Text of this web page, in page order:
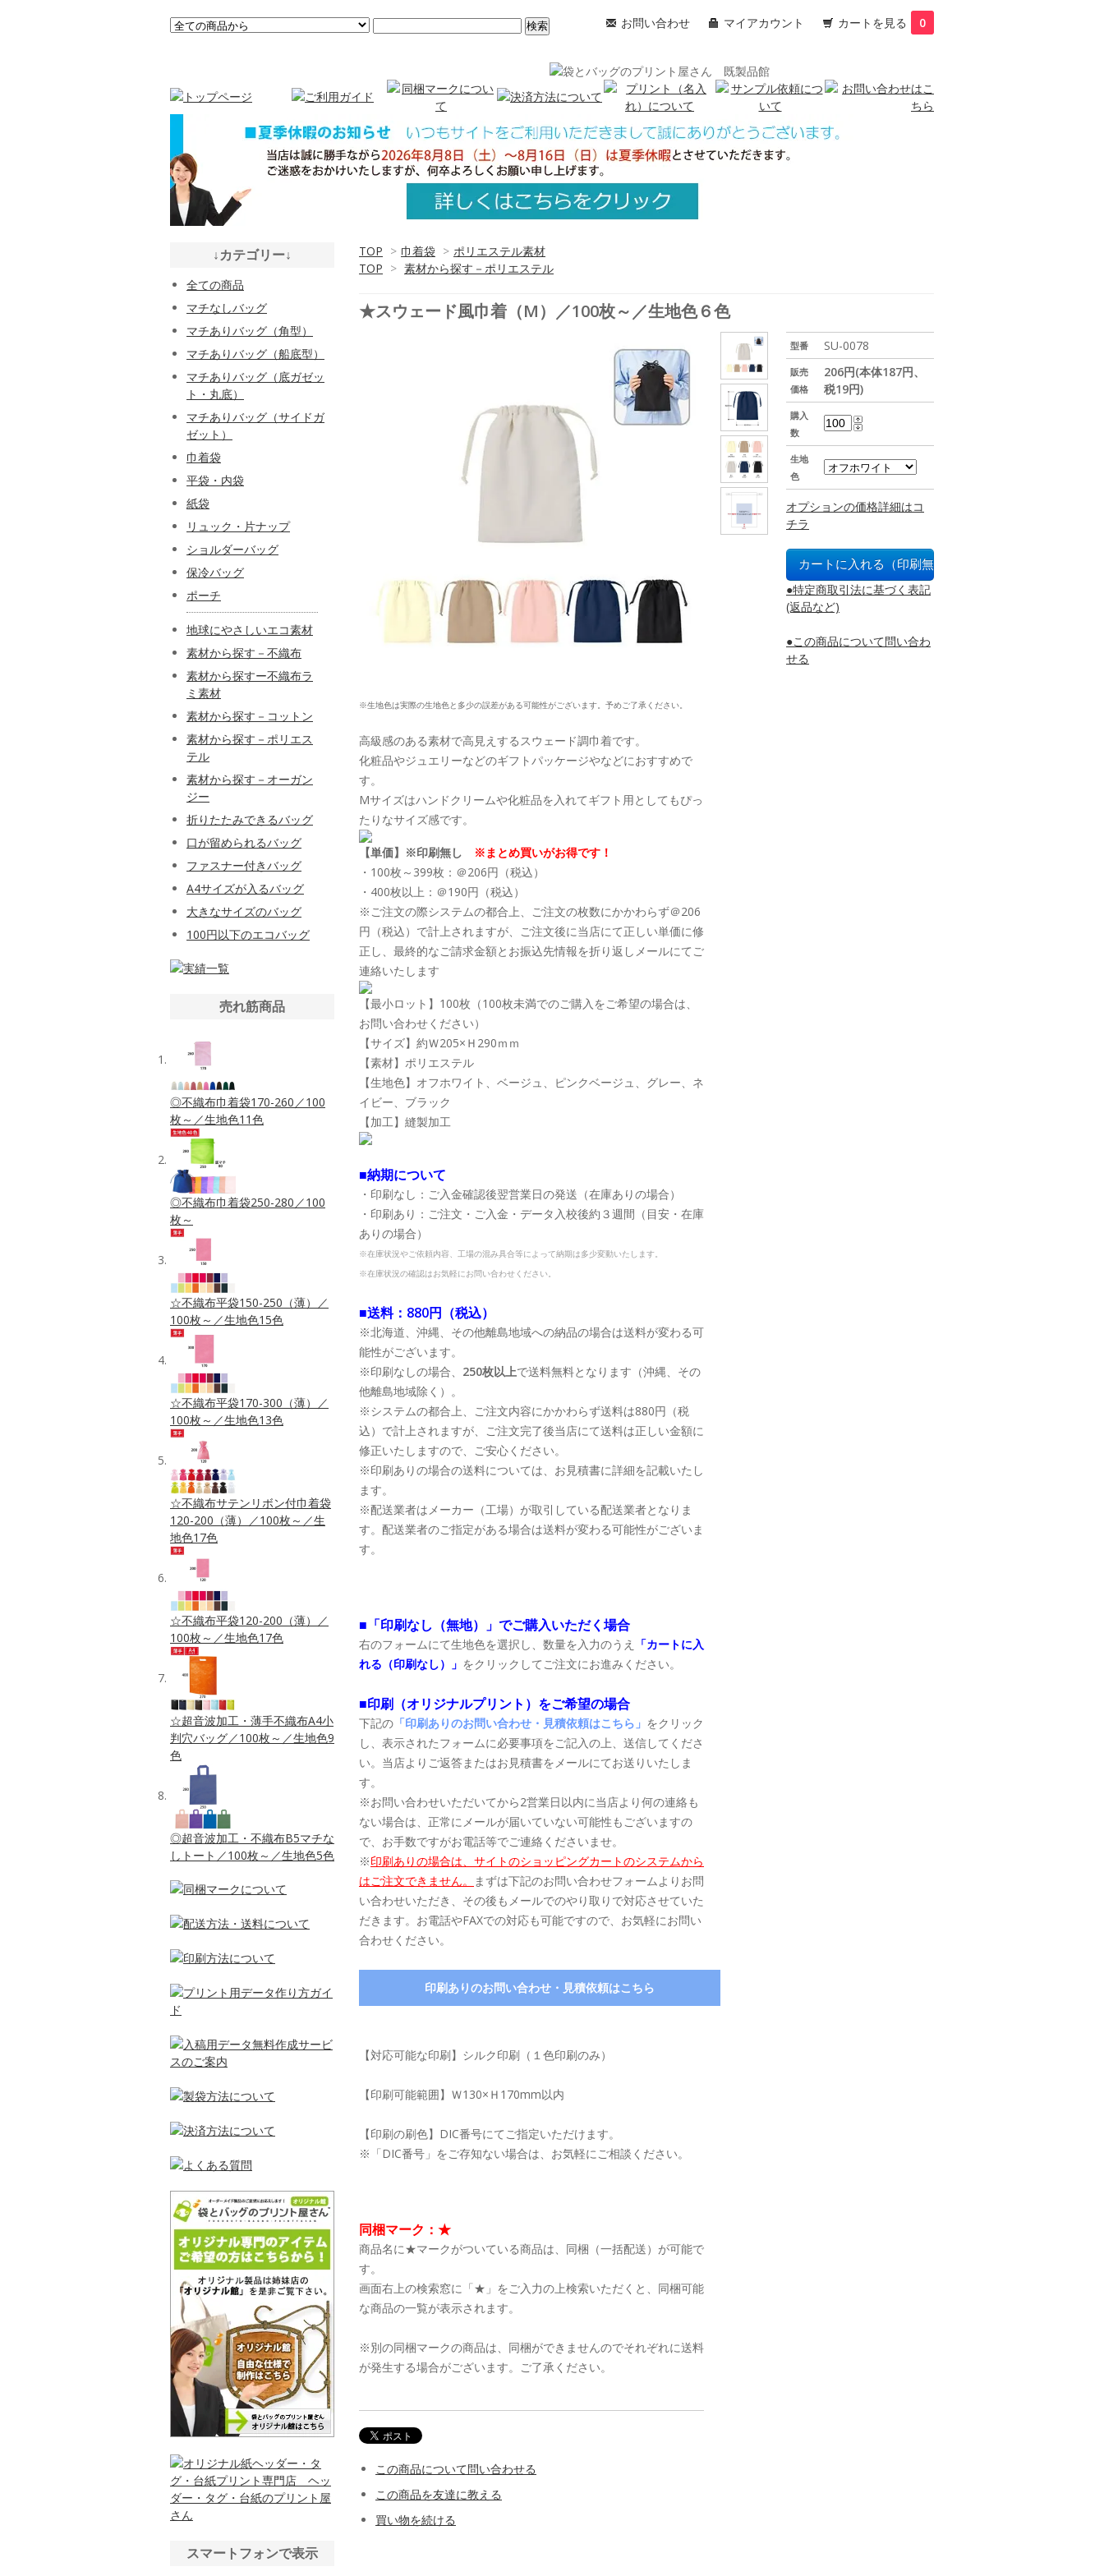
お問い合わせ マイアカウント カートを見る 0
TOP > 巾着袋 > ポリエステル素材
TOP > 素材から探す－ポリエステル
★スウェード風巾着（M）／100枚～／生地色６色
型番 SU-0078
販売
価格
206円(本体187円、
税19円)
購入
数
生地
色
オプションの価格詳細はコ
チラ
●特定商取引法に基づく表記
(返品など)
●この商品について問い合わ
せる
※生地色は実際の生地色と多少の誤差がある可能性がございます。予めご了承ください。
高級感のある素材で高見えするスウェード調巾着です。
化粧品やジュエリーなどのギフトパッケージやなどにおすすめで
す。
Mサイズはハンドクリームや化粧品を入れてギフト用としてもぴっ
たりなサイズ感です。
【単価】※印刷無し
※まとめ買いがお得です！
・100枚～399枚：＠206円（税込）
・400枚以上：＠190円（税込）
※ご注文の際システムの都合上、ご注文の枚数にかかわらず＠206
円（税込）で計上されますが、ご注文後に当店にて正しい単価に修
正し、最終的なご請求金額とお振込先情報を折り返しメールにてご
連絡いたします
【最小ロット】100枚（100枚未満でのご購入をご希望の場合は、
お問い合わせください）
【サイズ】約Ｗ205×Ｈ290ｍｍ
【素材】ポリエステル
【生地色】オフホワイト、ベージュ、ピンクベージュ、グレー、ネ
イビー、ブラック
【加工】縫製加工
■納期について
・印刷なし：ご入金確認後翌営業日の発送（在庫ありの場合）
・印刷あり：ご注文・ご入金・データ入校後約３週間（目安・在庫
ありの場合）
※在庫状況やご依頼内容、工場の混み具合等によって納期は多少変動いたします。
※在庫状況の確認はお気軽にお問い合わせください。
■送料：880円（税込）
※北海道、沖縄、その他離島地域への納品の場合は送料が変わる可
能性がございます。
※印刷なしの場合、 250枚以上で送料無料となります（沖縄、その
他離島地域除く）。
※システムの都合上、ご注文内容にかかわらず送料は880円（税
込）で計上されますが、ご注文完了後当店にて送料は正しい金額に
修正いたしますので、ご安心ください。
※印刷ありの場合の送料については、お見積書に詳細を記載いたし
ます。
※配送業者はメーカー（工場）が取引している配送業者となりま
す。配送業者のご指定がある場合は送料が変わる可能性がございま
す。
■「印刷なし（無地）」でご購入いただく場合
右のフォームにて生地色を選択し、数量を入力のうえ
「カートに入
れる（印刷なし）」 をクリックしてご注文にお進みください。
■印刷（オリジナルプリント）をご希望の場合
下記の 「印刷ありのお問い合わせ・見積依頼はこちら」 をクリック
し、表示されたフォームに必要事項をご記入の上、送信してくださ
い。当店よりご返答またはお見積書をメールにてお送りいたしま
す。
※お問い合わせいただいてから2営業日以内に当店より何の連絡も
ない場合は、正常にメールが届いていない可能性もございますの
で、お手数ですがお電話等でご連絡くださいませ。
※印刷ありの場合は、サイトのショッピングカートのシステムから
はご注文できません。 まずは下記のお問い合わせフォームよりお問
い合わせいただき、その後もメールでのやり取りで対応させていた
だきます。お電話やFAXでの対応も可能ですので、お気軽にお問い
合わせください。
印刷ありのお問い合わせ・見積依頼はこちら
【対応可能な印刷】シルク印刷（１色印刷のみ）
【印刷可能範囲】Ｗ130×Ｈ170mm以内
【印刷の刷色】DIC番号にてご指定いただけます。
※「DIC番号」をご存知ない場合は、お気軽にご相談ください。
同梱マーク：★
商品名に★マークがついている商品は、同梱（一括配送）が可能で
す。
画面右上の検索窓に「★」をご入力の上検索いただくと、同梱可能
な商品の一覧が表示されます。
※別の同梱マークの商品は、同梱ができませんのでそれぞれに送料
が発生する場合がございます。ご了承ください。
この商品について問い合わせる
この商品を友達に教える
買い物を続ける
↓カテゴリー↓
全ての商品
マチなしバッグ
マチありバッグ（角型）
マチありバッグ（船底型）
マチありバッグ（底ガゼッ
ト・丸底）
マチありバッグ（サイドガ
ゼット）
巾着袋
平袋・内袋
紙袋
リュック・片ナップ
ショルダーバッグ
保冷バッグ
ポーチ
地球にやさしいエコ素材
素材から探す－不織布
素材から探すー不織布ラ
ミ素材
素材から探す－コットン
素材から探す－ポリエス
テル
素材から探す－オーガン
ジー
折りたたみできるバッグ
口が留められるバッグ
ファスナー付きバッグ
A4サイズが入るバッグ
大きなサイズのバッグ
100円以下のエコバッグ
売れ筋商品
◎不織布巾着袋170-260／100
枚～／生地色11色
◎不織布巾着袋250-280／100
枚～
☆不織布平袋150-250（薄）／
100枚～／生地色15色
☆不織布平袋170-300（薄）／
100枚～／生地色13色
☆不織布サテンリボン付巾着袋
120-200（薄）／100枚～／生
地色17色
☆不織布平袋120-200（薄）／
100枚～／生地色17色
☆超音波加工・薄手不織布A4小
判穴バッグ／100枚～／生地色9
色
◎超音波加工・不織布B5マチな
しトート／100枚～／生地色5色
スマートフォンで表示